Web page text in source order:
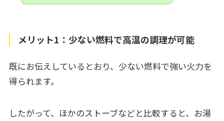
メリット1：少ない燃料で高温の調理が可能
既にお伝えしているとおり、少ない燃料で強い火力を
得られます。
したがって、ほかのストーブなどと比較すると、お湯